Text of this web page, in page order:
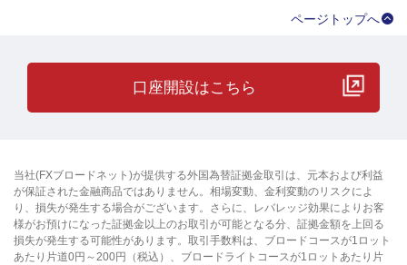
ページトップへ
口座開設はこちら
当社(FXブロードネット)が提供する外国為替証拠金取引は、元本および利益
が保証された金融商品ではありません。相場変動、金利変動のリスクによ
り、損失が発生する場合がございます。さらに、レバレッジ効果によりお客
様がお預けになった証拠金以上のお取引が可能となる分、証拠金額を上回る
損失が発生する可能性があります。取引手数料は、ブロードコースが1ロット
あたり片道0円～200円（税込）、ブロードライトコースが1ロットあたり片